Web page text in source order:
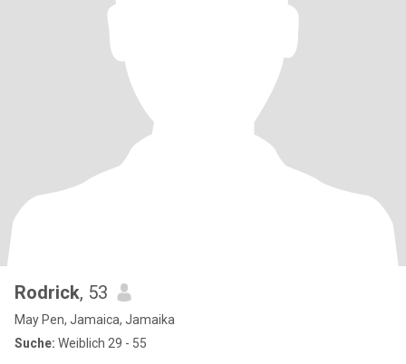
Rodrick, 53
May Pen, Jamaica, Jamaika
Suche: Weiblich 29 - 55